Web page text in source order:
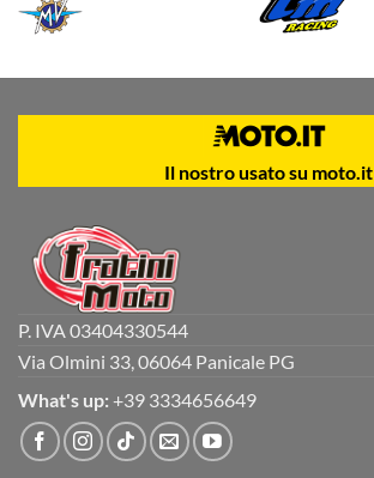
Il nostro usato su moto.it
P. IVA 03404330544
Via Olmini 33, 06064 Panicale PG
What's up: +39 3334656649